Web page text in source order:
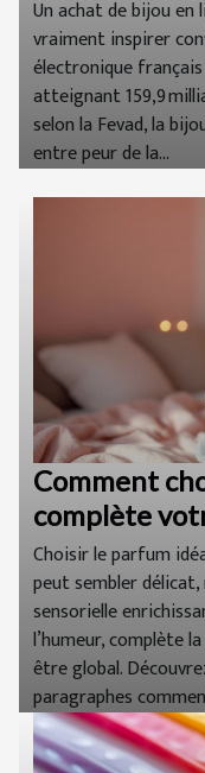
Un achat de bijou en
vraiment inspirer
électronique
atteignant 159,9
selon la Fevad, la
entre peur de la...
Comment
complète
Choisir le parfum
peut sembler
sensorielle
l’humeur, complète
être global.
paragraphes